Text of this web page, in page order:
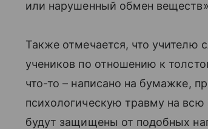
или нарушенный обмен
Также отмечается, что учителю
учеников по отношению к
что-то – написано на бумажке,
психологическую травму на
будут защищены от подобных